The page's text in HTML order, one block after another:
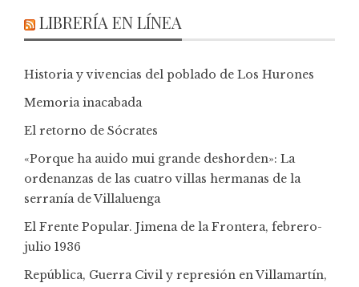
LIBRERÍA EN LÍNEA
Historia y vivencias del poblado de Los Hurones
Memoria inacabada
El retorno de Sócrates
«Porque ha auido mui grande deshorden»: La
ordenanzas de las cuatro villas hermanas de la
serranía de Villaluenga
El Frente Popular. Jimena de la Frontera, febrero-
julio 1936
República, Guerra Civil y represión en Villamartín,